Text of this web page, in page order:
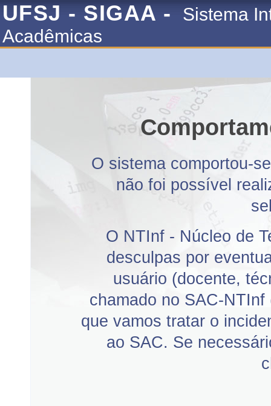
UFSJ - SIGAA -
Sistema
Acadêmicas
O sistema comportou-
não foi possível
O NTInf - Núcleo de
desculpas por
usuário (docente,
chamado no SAC-NTInf
que vamos tratar o
ao SAC. Se